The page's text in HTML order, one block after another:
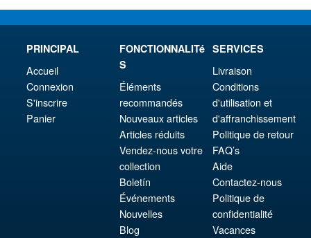
PRINCIPAL
Accueil
Connexion
S'inscrire
Panier
FONCTIONNALITé
S
Éléments
recommandés
Nouveaux articles
Articles réduits
Vendez-nous votre
collection
Boletín
Événements
Nouvelles
Blog
SERVICES
Livraison
Conditions
d'utilisation et
d'affranchissement
Politique de retour
FAQ’s
Aide
Contactez-nous
Politique de
confidentialité
Vacances